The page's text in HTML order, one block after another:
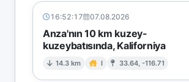
16:52:17 07.08.2026
Anza'nın 10 km kuzey-
kuzeybatısında, Kaliforniya
14.3 km I 33.64, -116.71